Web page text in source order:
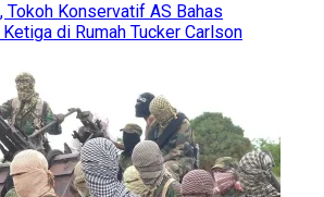
Tokoh Konservatif AS Bahas
di Rumah Tucker Carlson